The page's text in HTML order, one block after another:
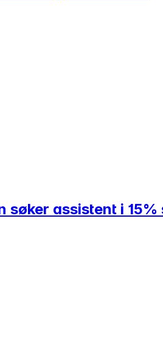
søker assistent i